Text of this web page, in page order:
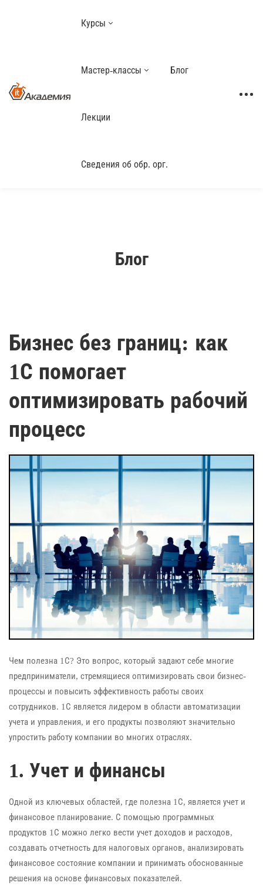
Курсы
Мастер-классы Блог
Лекции
Сведения об обр. орг.
Блог
Бизнес без границ: как
1С помогает
оптимизировать рабочий
процесс
Чем полезна 1С? Это вопрос, который задают себе многие
предприниматели, стремящиеся оптимизировать свои бизнес-
процессы и повысить эффективность работы своих
сотрудников. 1С является лидером в области автоматизации
учета и управления, и его продукты позволяют значительно
упростить работу компании во многих отраслях.
1. Учет и финансы
Одной из ключевых областей, где полезна 1С, является учет и
финансовое планирование. С помощью программных
продуктов 1С можно легко вести учет доходов и расходов,
создавать отчетность для налоговых органов, анализировать
финансовое состояние компании и принимать обоснованные
решения на основе финансовых показателей.